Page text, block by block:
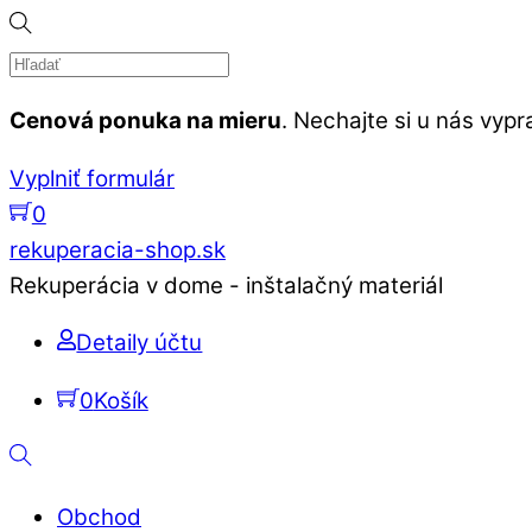
Skip
to
Cenová ponuka na mieru. Nechajte si u nás
Vyplniť formulár
0
Menu
rekuperacia-shop.sk
Rekuperácia v dome - inštalačný materiál
Detaily účtu
0Košík
Hľadať
Obchod